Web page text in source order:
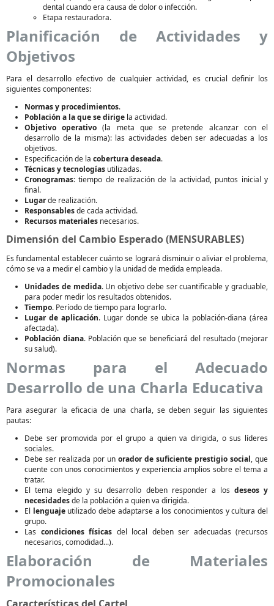
dental cuando era causa de dolor o infección.
Etapa restauradora.
Planificación de Actividades y
Objetivos
Para el desarrollo efectivo de cualquier actividad, es crucial definir los
siguientes componentes:
Normas y procedimientos.
Población a la que se dirige la actividad.
Objetivo operativo (la meta que se pretende alcanzar con el
desarrollo de la misma): las actividades deben ser adecuadas a los
objetivos.
Especificación de la cobertura deseada.
Técnicas y tecnologías utilizadas.
Cronogramas: tiempo de realización de la actividad, puntos inicial y
final.
Lugarde realización.
Responsablesde cada actividad.
Recursos materiales necesarios.
Dimensión del Cambio Esperado (MENSURABLES)
Es fundamental establecer cuánto se logrará disminuir o aliviar el problema,
cómo se va a medir el cambio y la unidad de medida empleada.
Unidades de medida. Un objetivo debe ser cuantificable y graduable,
para poder medir los resultados obtenidos.
Tiempo. Período de tiempo para lograrlo.
Lugar de aplicación. Lugar donde se ubica la población-diana (área
afectada).
Población diana. Población que se beneficiará del resultado (mejorar
su salud).
Normas para el Adecuado
Desarrollo de una Charla Educativa
Para asegurar la eficacia de una charla, se deben seguir las siguientes
pautas:
Debe ser promovida por el grupo a quien va dirigida, o sus líderes
sociales.
Debe ser realizada por un orador de suficiente prestigio social, que
cuente con unos conocimientos y experiencia amplios sobre el tema a
tratar.
El tema elegido y su desarrollo deben responder a los deseos y
necesidadesde la población a quien va dirigida.
El lenguajeutilizado debe adaptarse a los conocimientos y cultura del
grupo.
Las condiciones físicas del local deben ser adecuadas (recursos
necesarios, comodidad...).
Elaboración de Materiales
Promocionales